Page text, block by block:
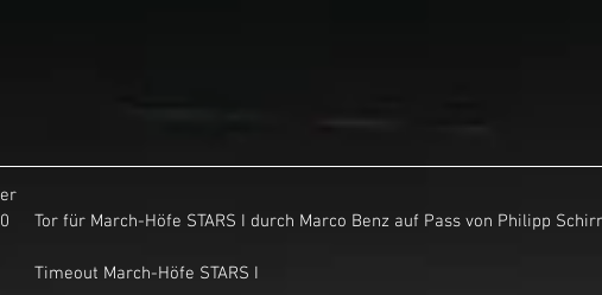
00:47	1:0	Tor für March-Höfe STARS I durch Marco Benz auf Pass von Philipp
13:21		Timeout March-Höfe STARS I